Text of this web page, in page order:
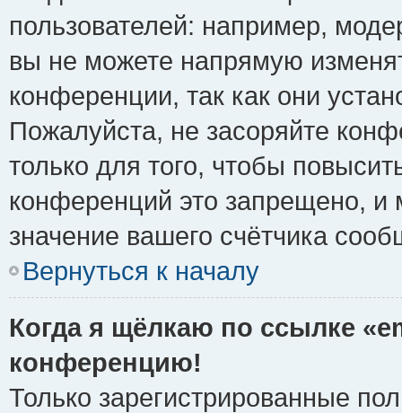
пользователей: например,
вы не можете напрямую
конференции, так как они
Пожалуйста, не засоряйте
только для того, чтобы
конференций это запрещено, и
значение вашего счётчика
Вернуться к началу
Когда я щёлкаю по ссылке
конференцию!
Только зарегистрированные